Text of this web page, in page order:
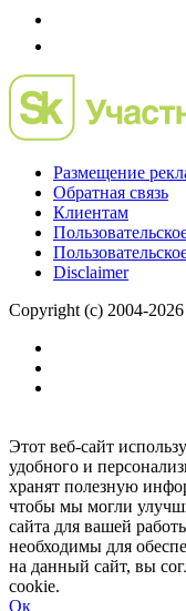
Размещение
Обратная связь
Copyright (c) 2004-2026
Этот веб-сайт
удобного и
хранят полезную
чтобы мы могли
сайта для вашей